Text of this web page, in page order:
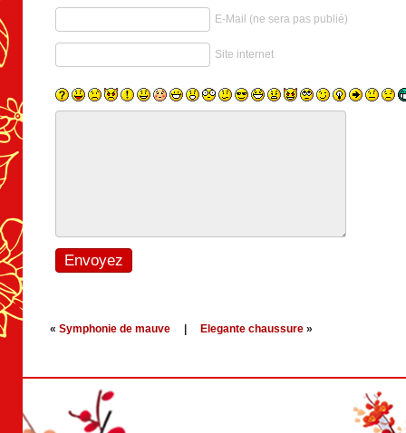
E-Mail (ne sera pas publié)
Site internet
« Symphonie de mauve Elegante chaussure »